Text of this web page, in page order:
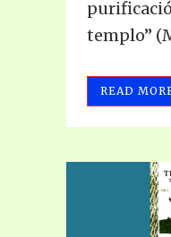
templo”
READ